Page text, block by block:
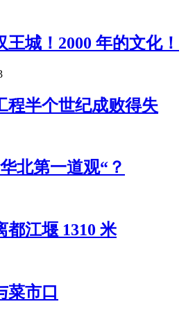
王城！2000 年的文化！
程半个世纪成败得失
北第一道观“？
都江堰 1310 米
菜市口